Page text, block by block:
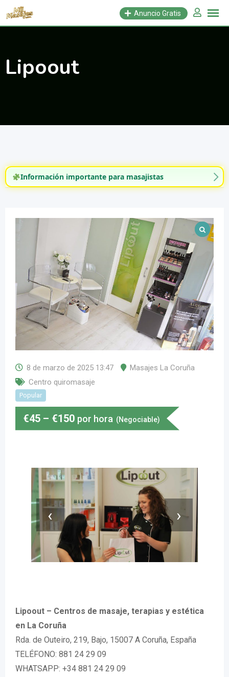
Saltar
Anuncio Gratis
Lipoout
Información importante para masajistas
8 de marzo de 2025 13:47
Masajes La Coruña
Centro quiromasaje
Popular
€45 – €150 por hora (Negociable)
‹ ›
Lipoout – Centros de masaje, terapias y estética
en La Coruña
Rda. de Outeiro, 219, Bajo, 15007 A Coruña, España
TELÉFONO: 881 24 29 09
WHATSAPP: +34 881 24 29 09